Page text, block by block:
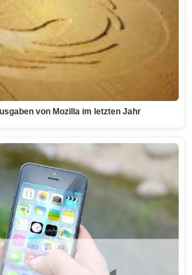
von Mozilla im letzten Jahr